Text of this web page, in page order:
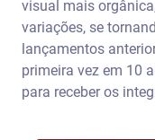
visual mais
variações, se
lançamentos
primeira vez em 10
para receber os